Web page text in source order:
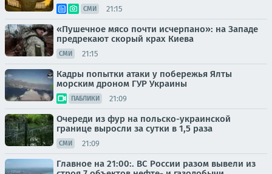
СМИ 21:15
«Пушечное мясо почти исчерпано»: на Западе
предрекают скорый крах Киева
СМИ 21:15
Кадры попытки атаки у побережья Ялты
морским дроном ГУР Украины
ПАБЛИКИ 21:09
Очереди из фур на польско-украинской
границе выросли за сутки в 1,5 раза
СМИ 21:09
Главное на 21:00:. ВС России разом вывели из